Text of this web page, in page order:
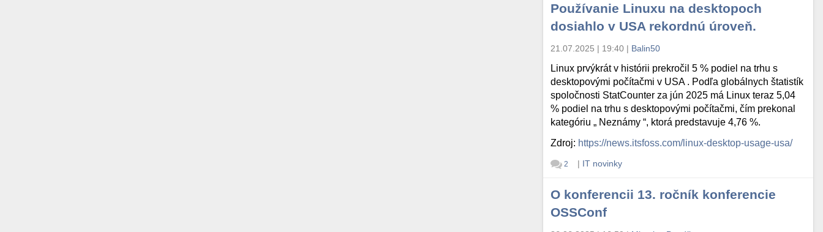
Používanie Linuxu na desktopoch
dosiahlo v USA rekordnú úroveň.
21.07.2025 | 19:40 | Balin50
Linux prvýkrát v histórii prekročil 5 % podiel na trhu s
desktopovými počítačmi v USA . Podľa globálnych štatistík
spoločnosti StatCounter za jún 2025 má Linux teraz 5,04
% podiel na trhu s desktopovými počítačmi, čím prekonal
kategóriu „ Neznámy “, ktorá predstavuje 4,76 %.
Zdroj: https://news.itsfoss.com/linux-desktop-usage-usa/
2 | IT novinky
O konferencii 13. ročník konferencie
OSSConf